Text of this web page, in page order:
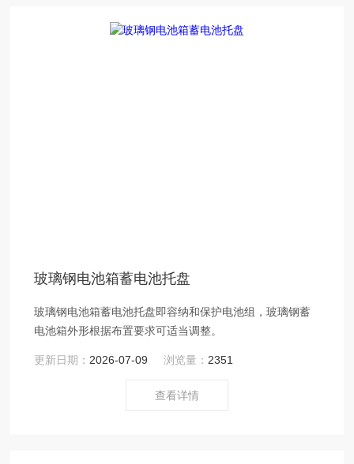
玻璃钢电池箱蓄电池托盘
玻璃钢电池箱蓄电池托盘即容纳和保护电池组，玻璃钢蓄
电池箱外形根据布置要求可适当调整。
更新日期： 2026-07-09 浏览量： 2351
查看详情